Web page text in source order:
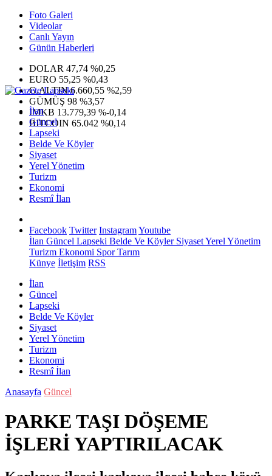
Foto Galeri
Videolar
Canlı Yayın
Günün Haberleri
DOLAR 47,74 %0,25
EURO 55,25 %0,43
G.ALTIN6.660,55 %2,59
GÜMÜŞ 98 %3,57
IMKB 13.779,39 %-0,14
BITCOIN 65.042 %0,14
İlan
Güncel
Lapseki
Belde Ve Köyler
Siyaset
Yerel Yönetim
Turizm
Ekonomi
Resmî İlan
Facebook Twitter InstagramYoutube
İlan Güncel Lapseki Belde Ve KöylerSiyasetYerel Yönetim
Turizm Ekonomi SporTarım
Künye İletişim RSS
İlan
Güncel
Lapseki
Belde Ve Köyler
Siyaset
Yerel Yönetim
Turizm
Ekonomi
Resmî İlan
Anasayfa Güncel
PARKE TAŞI DÖŞEME
İŞLERİ YAPTIRILACAK